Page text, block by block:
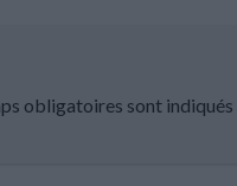
obligatoires sont indiqués